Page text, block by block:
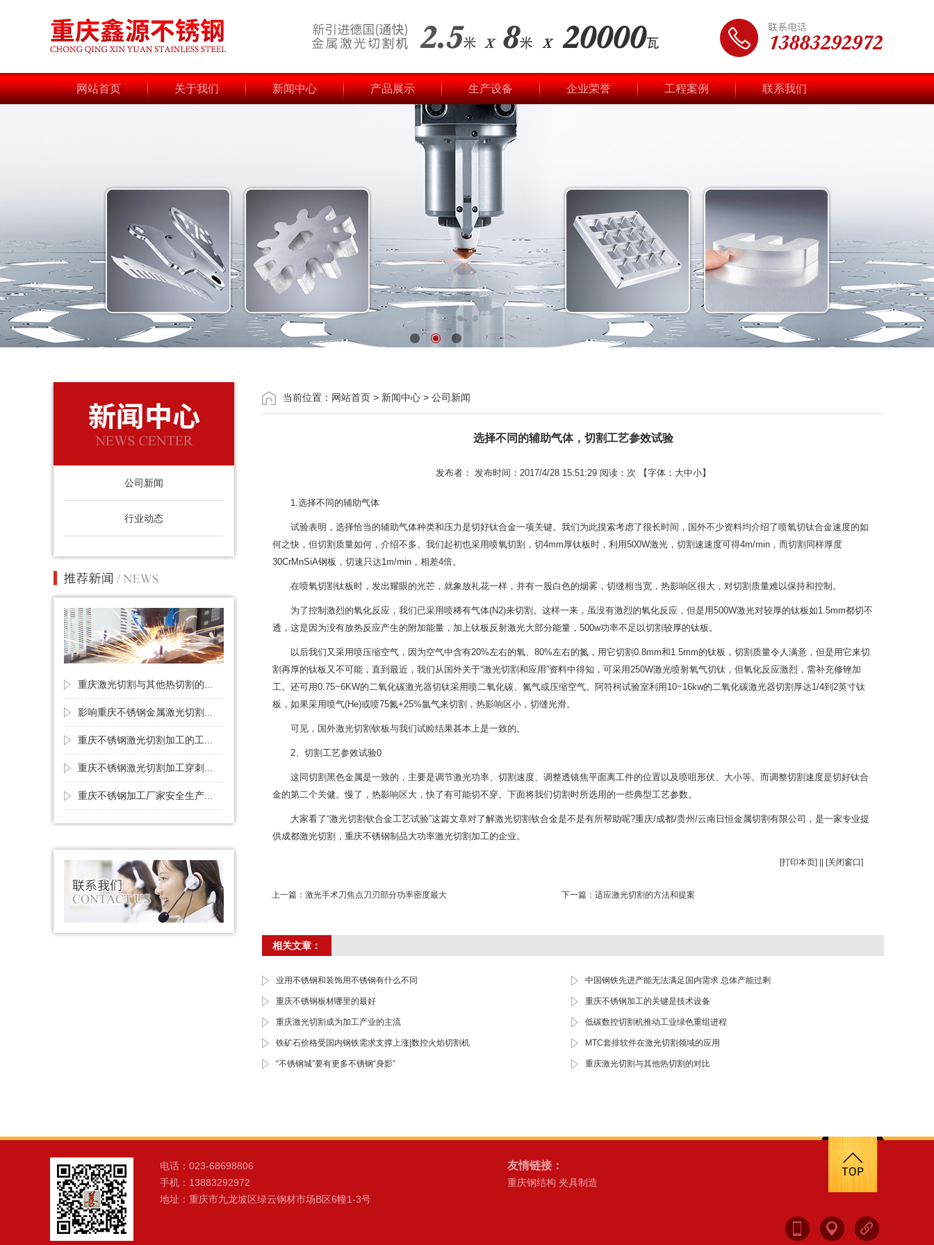
网站首页 关于我们 新闻中心 产品展示 生产设备 企业荣誉 工程案例 联系我们
公司新闻
行业动态
重庆激光切割与其他热切割的...
影响重庆不锈钢金属激光切割...
重庆不锈钢激光切割加工的工...
重庆不锈钢激光切割加工穿刺...
重庆不锈钢加工厂家安全生产...
当前位置： 网站首页 > 新闻中心 > 公司新闻
选择不同的辅助气体，切割工艺参效试验
发布者： 发布时间：2017/4/28 15:51:29 阅读： 次 【字体： 大中小】
1.选择不同的辅助气体
试验表明，选择恰当的辅助气体种类和压力是切好钛合金一项关键。我们为此摸索考虑了很长时间，国外不少资料均介绍了喷氧切钛合金速度的如
何之快，但切割质量如何，介绍不多。我们起初也采用喷氧切割，切4mm厚钛板时，利用500W激光，切割速速度可得4m/min，而切割同样厚度
30CrMnSiA钢板，切速只达1m/min，相差4倍。
在喷氧切割钛板时，发出耀眼的光芒，就象放礼花一样，并有一股白色的烟雾，切缝相当宽，热影响区很大，对切割质量难以保持和控制。
为了控制激烈的氧化反应，我们已采用喷稀有气体(N2)来切割。这样一来，虽没有激烈的氧化反应，但是用500W激光对较厚的钛板如1.5mm都切不
透，这是因为没有放热反应产生的附加能量，加上钛板反射激光大部分能量，500w功率不足以切割较厚的钛板。
以后我们又采用喷压缩空气，因为空气中含有20%左右的氧、80%左右的氮，用它切割0.8mm和1.5mm的钛板，切割质量令人满意，但是用它来切
割再厚的钛板又不可能，直到最近，我们从国外关于“激光切割和应用”资料中得知，可采用250W激光喷射氧气切钛，但氧化反应激烈，需补充修锉加
工。还可用0.75~6KW的二氧化碳激光器切钛采用喷二氧化碳、氮气或压缩空气。阿符柯试验室利用10~16kw的二氧化碳激光器切割厚达1/4到2英寸钛
板，如果采用喷气(He)或喷75氮+25%氩气来切割，热影响区小，切缝光滑。
可见，国外激光切割钦板与我们试睑结果甚本上是一致的。
2、切割工艺参效试验0
这同切割黑色金属是一致的，主要是调节激光功率、切割速度、调整透镜焦平面离工件的位置以及喷咀形伏、大小等。而调整切割速度是切好钛合
金的第二个关健。慢了，热影响区大，快了有可能切不穿。下面将我们切割时所选用的一些典型工艺参数。
大家看了“激光切割钦合金工艺试验”这篇文章对了解激光切割钦合金是不是有所帮助呢?重庆/成都/贵州/云南日恒金属切割有限公司，是一家专业提
供成都激光切割，重庆不锈钢制品大功率激光切割加工的企业。
[打印本页] || [关闭窗口]
上一篇： 激光手术刀焦点刀刃部分功率密度最大 下一篇： 适应激光切割的方法和提案
相关文章：
业用不锈钢和装饰用不锈钢有什么不同 中国钢铁先进产能无法满足国内需求 总体产能过剩
重庆不锈钢板材哪里的最好 重庆不锈钢加工的关键是技术设备
重庆激光切割成为加工产业的主流 低碳数控切割机推动工业绿色重组进程
铁矿石价格受国内钢铁需求支撑上涨|数控火焰切割机 MTC套排软件在激光切割领域的应用
“不锈钢城”要有更多不锈钢“身影” 重庆激光切割与其他热切割的对比
电话：023-68698806
手机：13883292972
地址：重庆市九龙坡区绿云钢材市场B区6幢1-3号
友情链接：
重庆钢结构 夹具制造